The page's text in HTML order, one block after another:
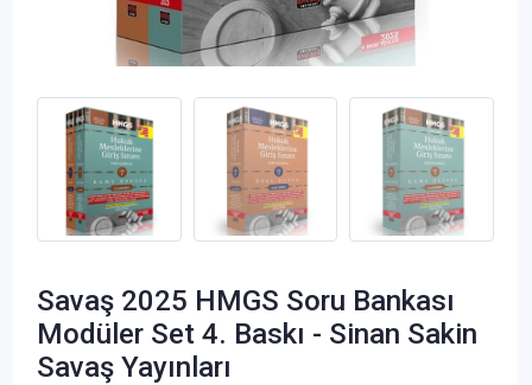
Savaş 2025 HMGS Soru Bankası
Modüler Set 4. Baskı - Sinan Sakin
Savaş Yayınları